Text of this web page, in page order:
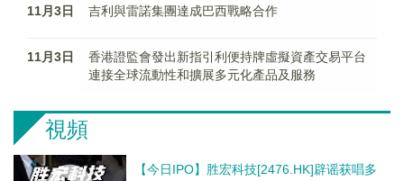
11月3日 吉利與雷諾集團達成巴西戰略合作
11月3日
香港證監會發出新指引利便持牌虛擬資產交易平台
連接全球流動性和擴展多元化產品及服務
視頻
【今日IPO】胜宏科技[2476.HK]辟谣获唱多